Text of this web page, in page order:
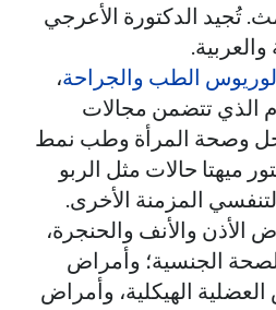
تُجيد الدكتورة الأعرجي
والعربية.
الطب والجراحة،
الذي تتضمن مجالات
وصحة المرأة وطب نمط
ميهتا حالات مثل الربو
المزمنة الأخرى.
الأذن والأنف والحنجرة،
الجنسية؛ وأمراض
الهيكلية، وأمراض